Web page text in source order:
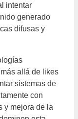
intentar
generado
difusas y
allá de likes
sistemas de
con
y mejora de la